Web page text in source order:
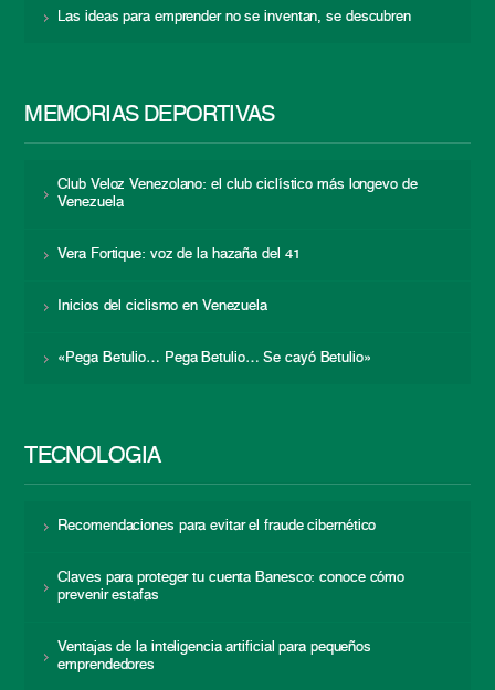
Las ideas para emprender no se inventan, se descubren
MEMORIAS DEPORTIVAS
Club Veloz Venezolano: el club ciclístico más longevo de
Venezuela
Vera Fortique: voz de la hazaña del 41
Inicios del ciclismo en Venezuela
«Pega Betulio… Pega Betulio… Se cayó Betulio»
TECNOLOGÍA
Recomendaciones para evitar el fraude cibernético
Claves para proteger tu cuenta Banesco: conoce cómo
prevenir estafas
Ventajas de la inteligencia artificial para pequeños
emprendedores